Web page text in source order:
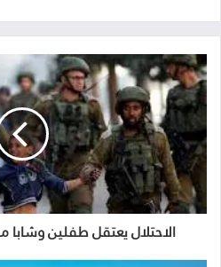
الاحتلال يعتقل طفلين